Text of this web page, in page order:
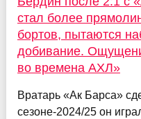
стал более
бортов, пытаются
добивание.
во времена АХЛ»
Вратарь «Ак Барса»
сезоне-2024/25 он